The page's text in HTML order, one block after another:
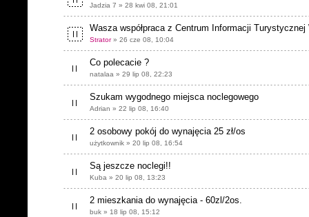
Jadzia 7 » 28 kwi 08, 21:01
Wasza współpraca z Centrum Informacji Turystycznej
Strator» 26 cze 08, 10:04
Co polecacie ?
natalaa » 29 lip 08, 22:23
Szukam wygodnego miejsca noclegowego
Adrian » 22 lip 08, 16:40
2 osobowy pokój do wynajęcia 25 zł/os
użytkownik » 20 lip 08, 16:54
Są jeszcze noclegi!!
Kuba » 20 lip 08, 13:23
2 mieszkania do wynajęcia - 60zl/2os.
buk » 18 lip 08, 15:12